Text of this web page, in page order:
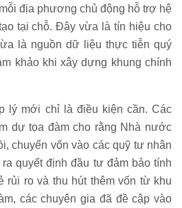
địa phương chủ động hỗ trợ hệ
tại chỗ. Đây vừa là tín hiệu cho
là nguồn dữ liệu thực tiễn quý
khảo khi xây dựng khung chính
lý mới chỉ là điều kiện cần. Các
dự tọa đàm cho rằng Nhà nước
chuyển vốn vào các quỹ tư nhân
quyết định đầu tư đảm bảo tính
rủi ro và thu hút thêm vốn từ khu
các chuyên gia đã đề cập vào